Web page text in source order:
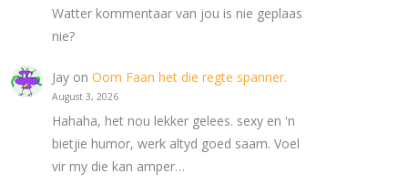
Watter kommentaar van jou is nie geplaas
nie?
Jay onOom Faan het die regte spanner.
August 3, 2026
Hahaha, het nou lekker gelees. sexy en 'n
bietjie humor, werk altyd goed saam. Voel
vir my die kan amper…